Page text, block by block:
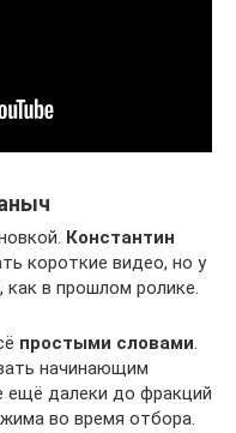
Константин
короткие видео, но у
в прошлом ролике.
простыми словами
начинающим
далеки до фракций
во время отбора.